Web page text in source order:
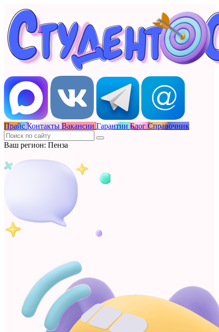
Прайс Контакты Вакансии Гарантии Блог Справочник
Ваш регион: Пенза